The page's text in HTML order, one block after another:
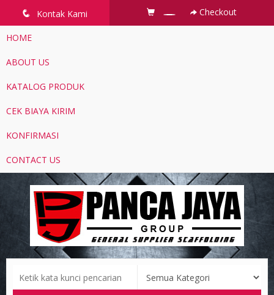
q Kontak Kami Checkout
HOME
ABOUT US
KATALOG PRODUK
CEK BIAYA KIRIM
KONFIRMASI
CONTACT US